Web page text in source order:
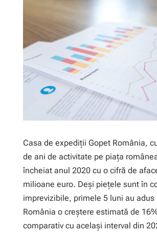
Casa de expediții Gopet România,
de ani de activitate pe piața
încheiat anul 2020 cu o cifră de
milioane euro. Deși piețele sunt în
imprevizibile, primele 5 luni au adus
România o creștere estimată de
comparativ cu același interval din